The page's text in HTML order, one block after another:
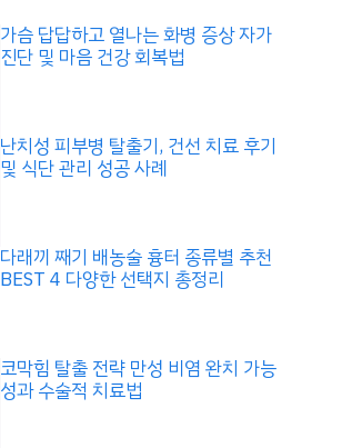
가슴 답답하고 열나는 화병 증상 자가
진단 및 마음 건강 회복법
난치성 피부병 탈출기, 건선 치료 후기
및 식단 관리 성공 사례
다래끼 째기 배농술 흉터 종류별 추천
BEST 4 다양한 선택지 총정리
코막힘 탈출 전략 만성 비염 완치 가능
성과 수술적 치료법